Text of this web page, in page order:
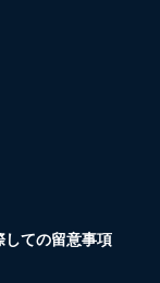
しての留意事項